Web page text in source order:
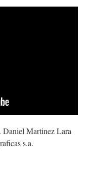
Martinez Lara
s.a.